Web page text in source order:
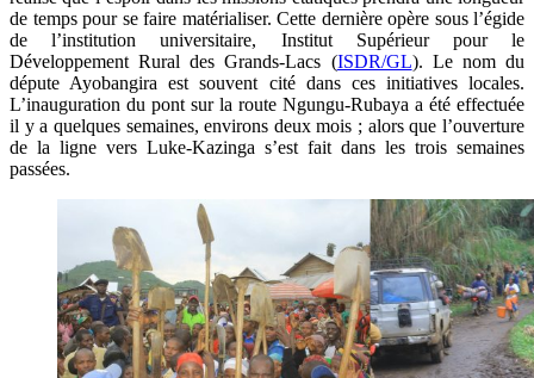
de temps pour se faire matérialiser. Cette dernière opère sous l’égide
de l’institution universitaire, Institut Supérieur pour le
Développement Rural des Grands-Lacs (ISDR/GL). Le nom du
députe Ayobangira est souvent cité dans ces initiatives locales.
L’inauguration du pont sur la route Ngungu-Rubaya a été effectuée
il y a quelques semaines, environs deux mois ; alors que l’ouverture
de la ligne vers Luke-Kazinga s’est fait dans les trois semaines
passées.